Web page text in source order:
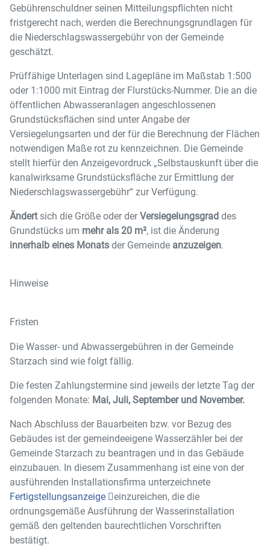
Gebührenschuldner seinen Mitteilungspflichten nicht
fristgerecht nach, werden die Berechnungsgrundlagen für
die Niederschlagswassergebühr von der Gemeinde
geschätzt.
Prüffähige Unterlagen sind Lagepläne im Maßstab 1:500
oder 1:1000 mit Eintrag der Flurstücks-Nummer. Die an die
öffentlichen Abwasseranlagen angeschlossenen
Grundstücksflächen sind unter Angabe der
Versiegelungsarten und der für die Berechnung der Flächen
notwendigen Maße rot zu kennzeichnen. Die Gemeinde
stellt hierfür den Anzeigevordruck „Selbstauskunft über die
kanalwirksame Grundstücksfläche zur Ermittlung der
Niederschlagswassergebühr“ zur Verfügung.
Ändertsich die Größe oder derVersiegelungsgrad des
Grundstücks um mehr als 20 m², ist die Änderung
innerhalb eines Monats der Gemeinde anzuzeigen.
Hinweise
Fristen
Die Wasser- und Abwassergebühren in der Gemeinde
Starzach sind wie folgt fällig.
Die festen Zahlungstermine sind jeweils der letzte Tag der
folgenden Monate: Mai, Juli, September und November.
Nach Abschluss der Bauarbeiten bzw. vor Bezug des
Gebäudes ist dergemeindeeigene Wasserzähler bei der
Gemeinde Starzach zu beantragen und in das Gebäude
einzubauen. In diesem Zusammenhang ist eine von der
ausführenden Installationsfirma unterzeichnete
Fertigstellungsanzeige
einzureichen, die die
ordnungsgemäße Ausführung derWasserinstallation
gemäß den geltenden baurechtlichen Vorschriften
bestätigt.